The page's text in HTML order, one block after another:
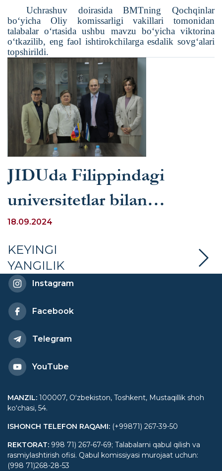
Uchrashuv doirasida BMTning Qochqinlar
bo‘yicha Oliy komissarligi vakillari tomonidan
talabalar o‘rtasida ushbu mavzu bo‘yicha viktorina
o‘tkazilib, eng faol ishtirokchilarga esdalik sovg‘alari
topshirildi.
JIDUda Filippindagi
universitetlar bilan
hamkorlik istiqbollari
muhokama qilindi
18.09.2024
KEYINGI
YANGILIK
Instagram
Facebook
Telegram
YouTube
MANZIL: 100007, Oʻzbekiston, Toshkent, Mustaqillik shoh
koʻchasi, 54.
ISHONCH TELEFON RAQAMI: (+99871) 267-39-50
REKTORAT: 998 71) 267-67-69; Talabalarni qabul qilish va
rasmiylashtirish ofisi. Qabul komissiyasi murojaat uchun:
(998 71)268-28-53